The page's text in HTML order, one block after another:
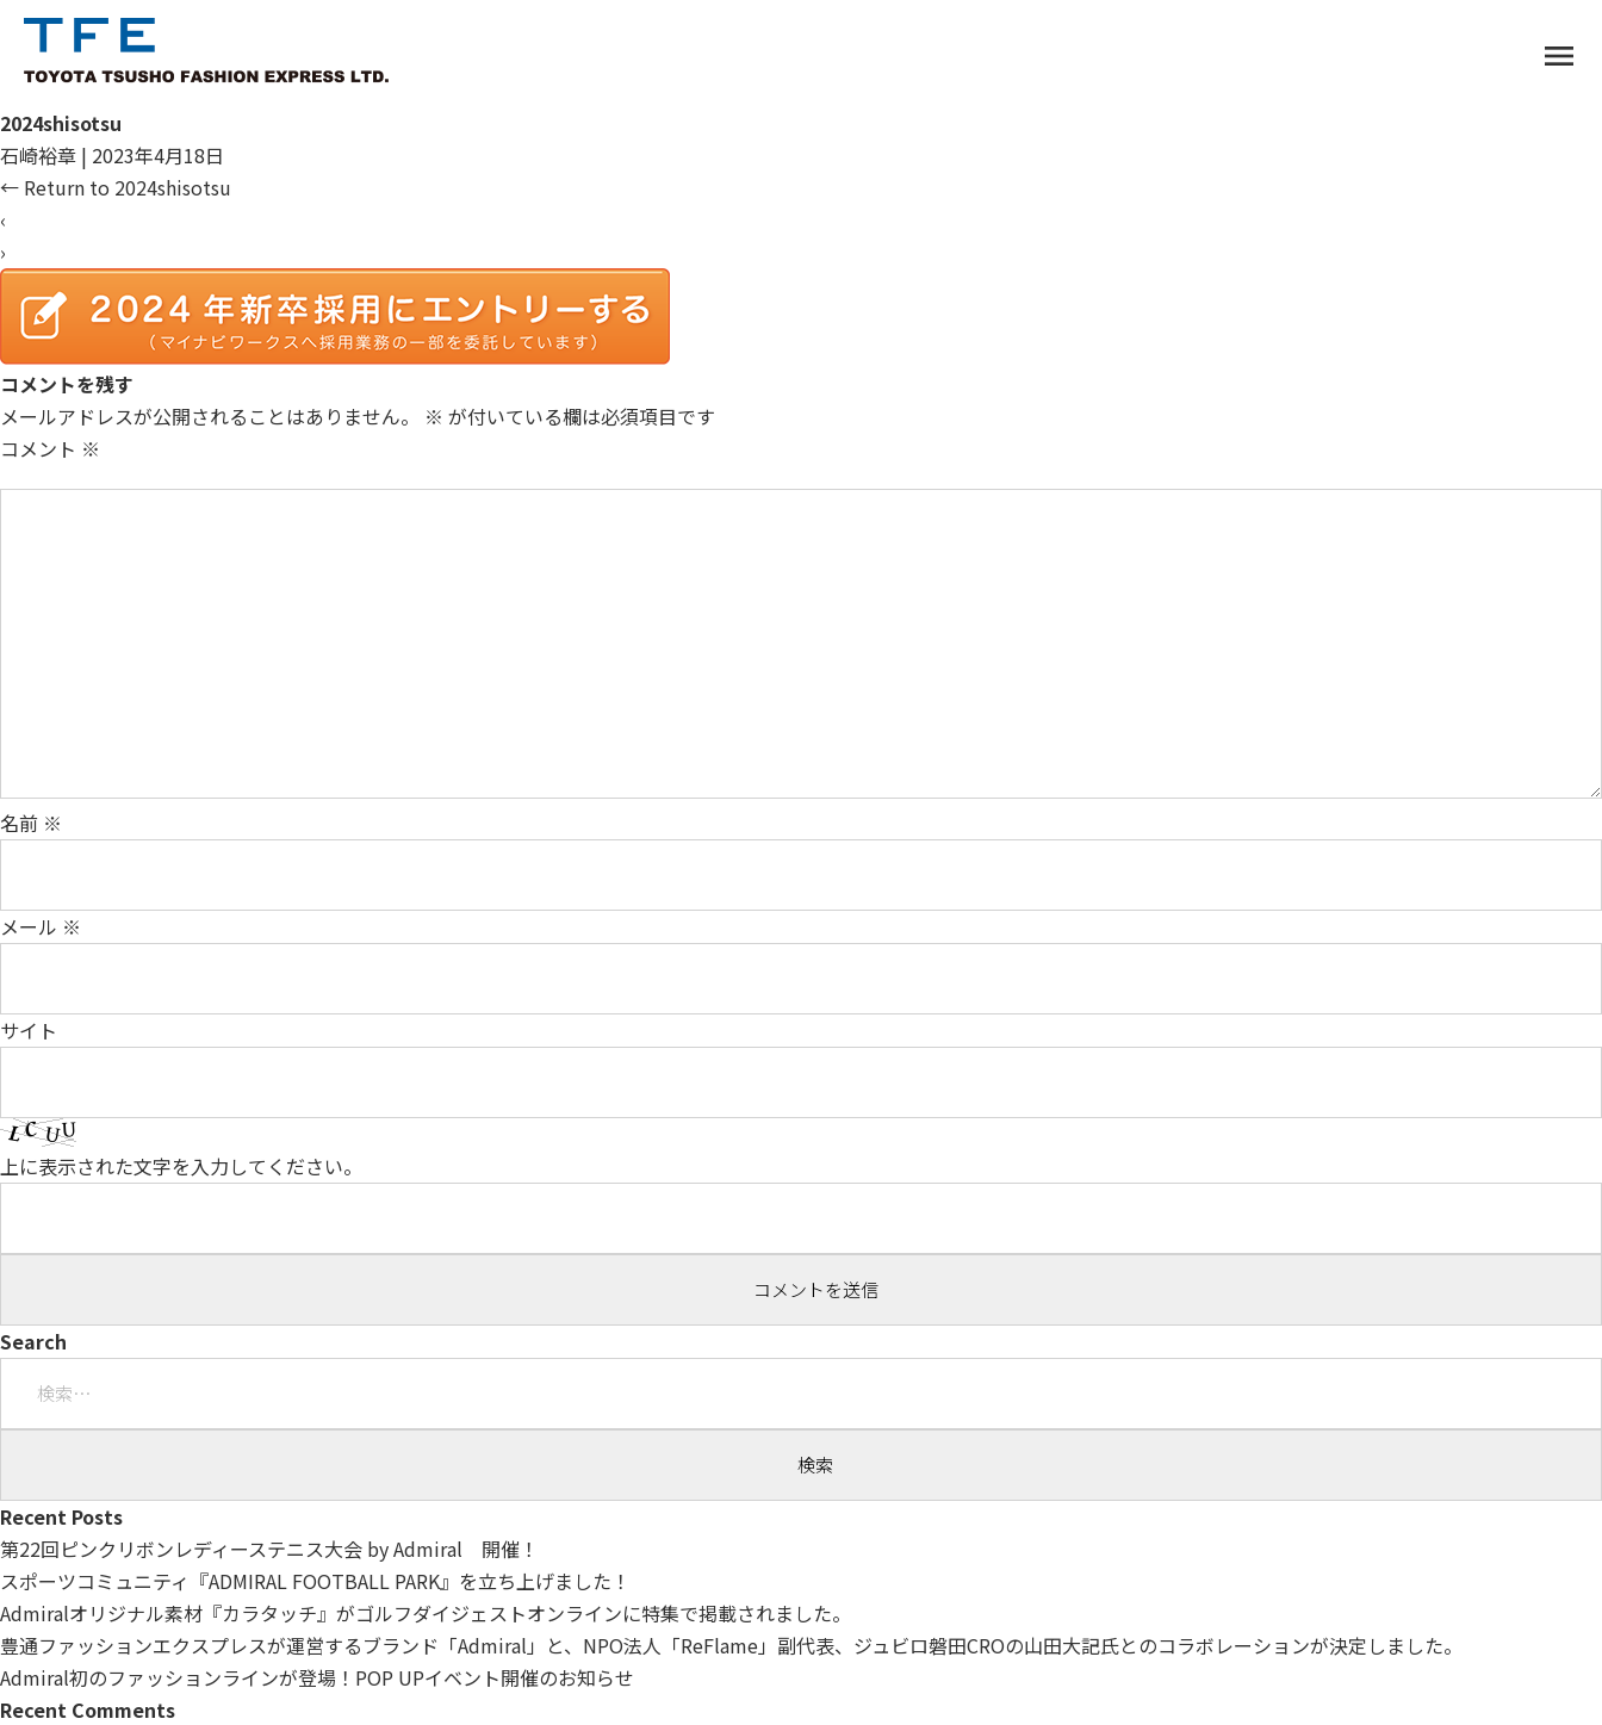
menu
TM
2024shisotsu
石崎裕章 | 2023年4月18日
← Return to 2024shisotsu
‹
›
コメントを残す
メールアドレスが公開されることはありません。
※ が付いている欄は必須項目です
コメント ※
名前 ※
メール ※
サイト
上に表示された文字を入力してください。
Search
Recent Posts
第22回ピンクリボンレディーステニス大会 by Admiral 開催！
スポーツコミュニティ『ADMIRAL FOOTBALL PARK』を立ち上げました！
Admiralオリジナル素材『カラタッチ』がゴルフダイジェストオンラインに特集で掲載されました。
豊通ファッションエクスプレスが運営するブランド「Admiral」と、NPO法人「ReFlame」副代表、ジュビロ磐田CROの山田大記氏とのコラボレーションが決定しました。
Admiral初のファッションラインが登場！POP UPイベント開催のお知らせ
Recent Comments